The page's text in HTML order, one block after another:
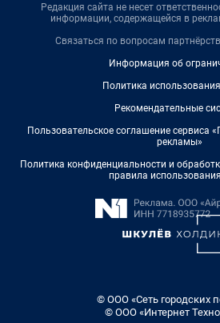
Редакция сайта не несет
информации, содержащейся в
Связаться по вопросам
Информация об
Политика
Рекомендательные
Пользовательское соглашение сервиса
рекламы»
Политика конфиденциальности и
правила
© ООО «Сеть городских
© ООО «Интернет